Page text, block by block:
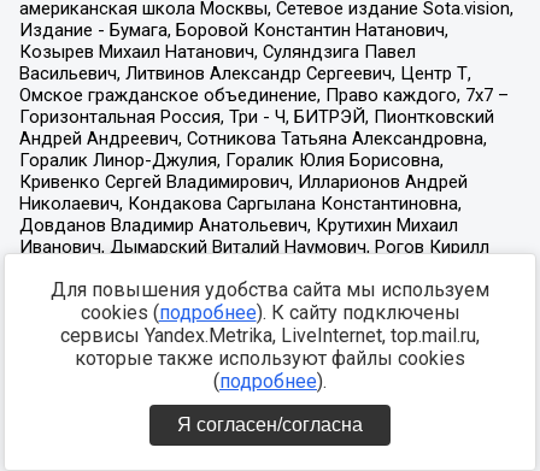
Для повышения удобства сайта мы используем
cookies (подробнее). К сайту подключены
сервисы Yandex.Metrika, LiveInternet, top.mail.ru,
которые также используют файлы cookies
(подробнее).
Я согласен/согласна